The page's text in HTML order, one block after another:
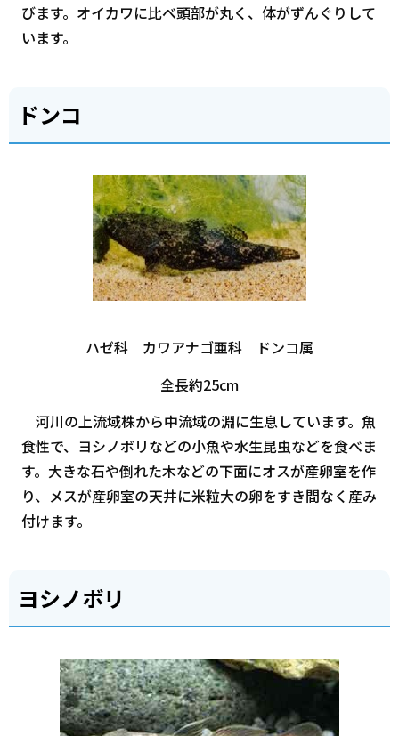
びます。オイカワに比べ頭部が丸く、体がずんぐりして
います。
ドンコ
ハゼ科 カワアナゴ亜科 ドンコ属
全長約25cm
河川の上流域株から中流域の淵に生息しています。魚
食性で、ヨシノボリなどの小魚や水生昆虫などを食べま
す。大きな石や倒れた木などの下面にオスが産卵室を作
り、メスが産卵室の天井に米粒大の卵をすき間なく産み
付けます。
ヨシノボリ